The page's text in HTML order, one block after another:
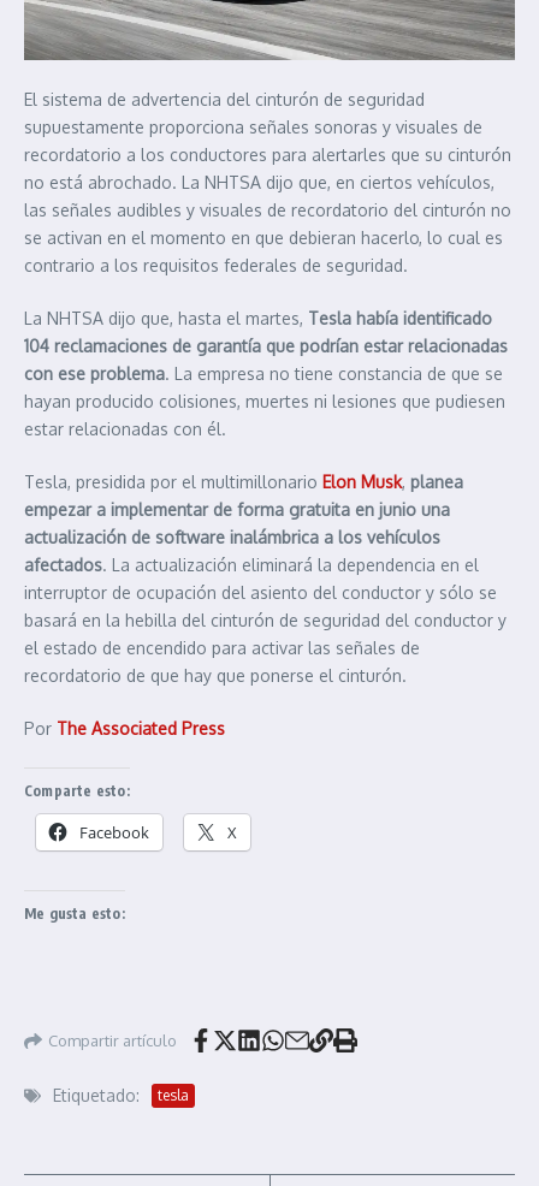
El sistema de advertencia del cinturón de seguridad
supuestamente proporciona señales sonoras y visuales de
recordatorio a los conductores para alertarles que su cinturón
no está abrochado. La NHTSA dijo que, en ciertos vehículos,
las señales audibles y visuales de recordatorio del cinturón no
se activan en el momento en que debieran hacerlo, lo cual es
contrario a los requisitos federales de seguridad.
La NHTSA dijo que, hasta el martes, Tesla había identificado
104 reclamaciones de garantía que podrían estar relacionadas
con ese problema. La empresa no tiene constancia de que se
hayan producido colisiones, muertes ni lesiones que pudiesen
estar relacionadas con él.
Tesla, presidida por el multimillonario Elon Musk, planea
empezar a implementar de forma gratuita en junio una
actualización de software inalámbrica a los vehículos
afectados. La actualización eliminará la dependencia en el
interruptor de ocupación del asiento del conductor y sólo se
basará en la hebilla del cinturón de seguridad del conductor y
el estado de encendido para activar las señales de
recordatorio de que hay que ponerse el cinturón.
Por The Associated Press
Comparte esto:
Facebook X
Me gusta esto:
Compartir artículo
Etiquetado: tesla